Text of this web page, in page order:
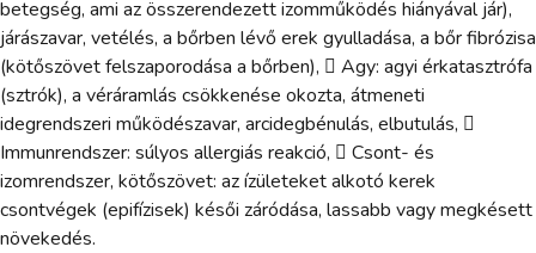
betegség, ami az összerendezett izomműködés hiányával jár),
járászavar, vetélés, a bőrben lévő erek gyulladása, a bőr fibrózisa
(kötőszövet felszaporodása a bőrben),  Agy: agyi érkatasztrófa
(sztrók), a véráramlás csökkenése okozta, átmeneti
idegrendszeri működészavar, arcidegbénulás, elbutulás, 
Immunrendszer: súlyos allergiás reakció,  Csont- és
izomrendszer, kötőszövet: az ízületeket alkotó kerek
csontvégek (epifízisek) késői záródása, lassabb vagy megkésett
növekedés.